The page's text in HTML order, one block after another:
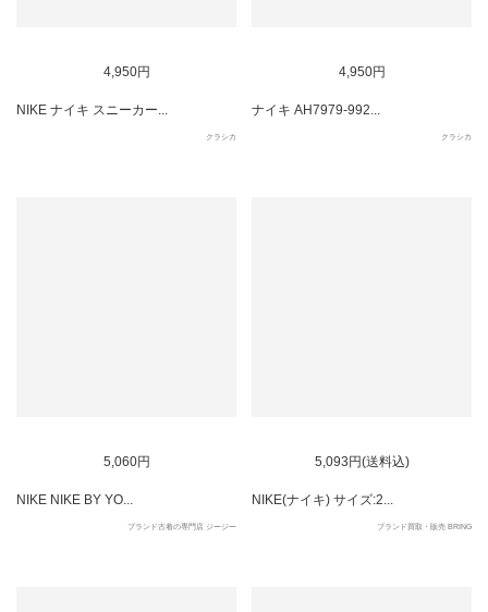
4,950円
NIKE ナイキ スニーカー...
クラシカ
4,950円
ナイキ AH7979-992...
クラシカ
5,060円
NIKE NIKE BY YO...
ブランド古着の専門店 ジージー
5,093円(送料込)
NIKE(ナイキ) サイズ:2...
ブランド買取・販売 BRING